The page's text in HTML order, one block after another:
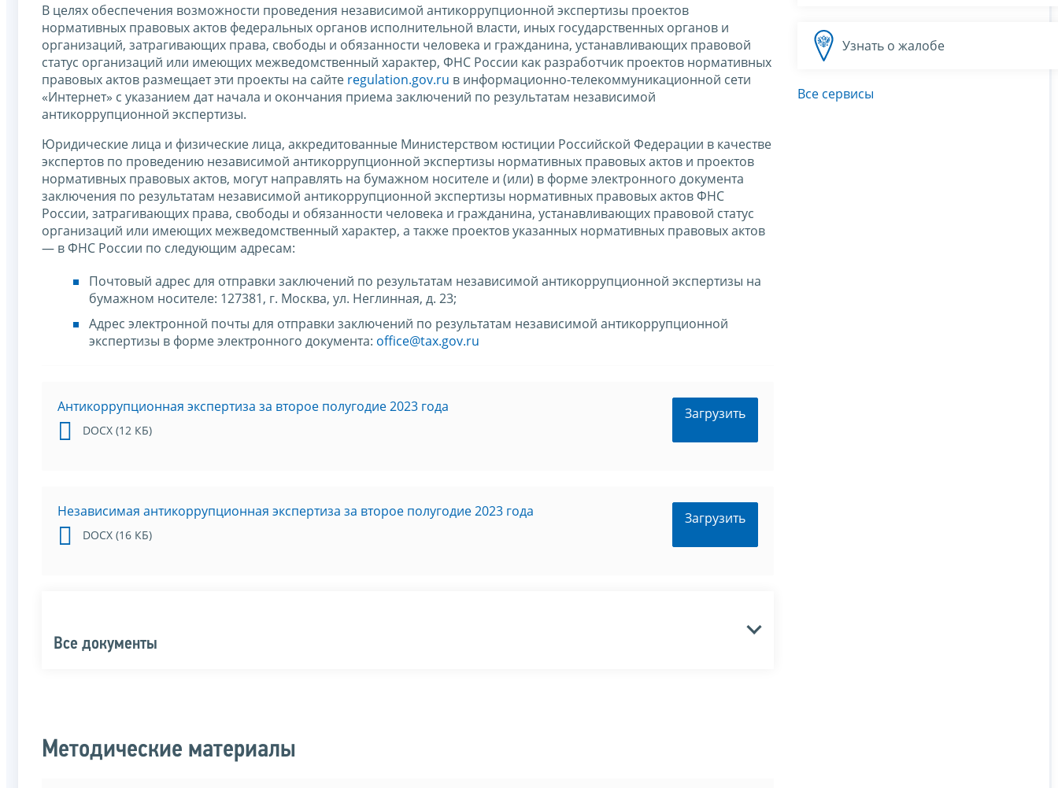
В целях обеспечения возможности проведения независимой антикоррупционной экспертизы проектов
нормативных правовых актов федеральных органов исполнительной власти, иных государственных органов и
организаций, затрагивающих права, свободы и обязанности человека и гражданина, устанавливающих правовой
статус организаций или имеющих межведомственный характер, ФНС России как разработчик проектов нормативных
правовых актов размещает эти проекты на сайте regulation.gov.ru в информационно-телекоммуникационной сети
«Интернет» с указанием дат начала и окончания приема заключений по результатам независимой
антикоррупционной экспертизы.
Юридические лица и физические лица, аккредитованные Министерством юстиции Российской Федерации в качестве
экспертов по проведению независимой антикоррупционной экспертизы нормативных правовых актов и проектов
нормативных правовых актов, могут направлять на бумажном носителе и (или) в форме электронного документа
заключения по результатам независимой антикоррупционной экспертизы нормативных правовых актов ФНС
России, затрагивающих права, свободы и обязанности человека и гражданина, устанавливающих правовой статус
организаций или имеющих межведомственный характер, а также проектов указанных нормативных правовых актов
— в ФНС России по следующим адресам:
Почтовый адрес для отправки заключений по результатам независимой антикоррупционной экспертизы на
бумажном носителе: 127381, г. Москва, ул. Неглинная, д. 23;
Адрес электронной почты для отправки заключений по результатам независимой антикоррупционной
экспертизы в форме электронного документа: office@tax.gov.ru
Антикоррупционная экспертиза за второе полугодие 2023 года
DOCX (12 КБ)
Загрузить
Независимая антикоррупционная экспертиза за второе полугодие 2023 года
DOCX (16 КБ)
Загрузить
Все документы
Методические материалы
Узнать о жалобе
Все сервисы